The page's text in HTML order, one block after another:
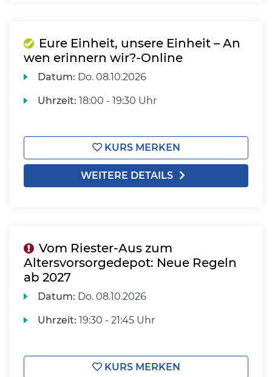
Eure Einheit, unsere Einheit – An
wen erinnern wir?-Online
Datum: Do. 08.10.2026
Uhrzeit: 18:00 - 19:30 Uhr
KURS MERKEN
WEITERE DETAILS
Vom Riester-Aus zum
Altersvorsorgedepot: Neue Regeln
ab 2027
Datum: Do. 08.10.2026
Uhrzeit: 19:30 - 21:45 Uhr
KURS MERKEN